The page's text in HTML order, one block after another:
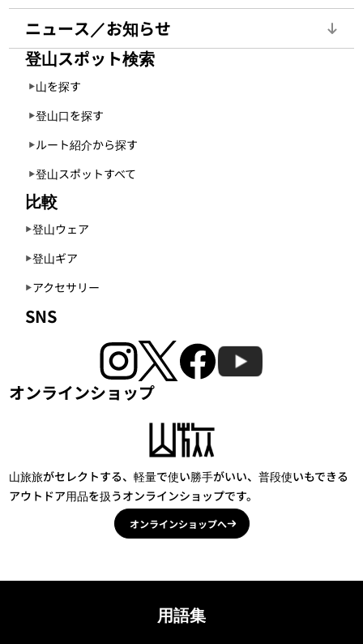
ニュース／お知らせ
登山スポット検索
山を探す
登山口を探す
ルート紹介から探す
登山スポットすべて
比較
登山ウェア
登山ギア
アクセサリー
SNS
オンラインショップ
山旅旅がセレクトする、軽量で使い勝手がいい、普段使いもできる
アウトドア用品を扱うオンラインショップです。
オンラインショップへ
用語集